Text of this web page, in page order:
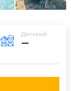
Детский
—